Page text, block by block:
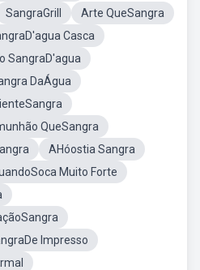
SangraGrill
Arte QueSangra
Casca
SangraD'agua
DaÁgua
QueSangra
AHóostia Sangra
Muito Forte
Impresso